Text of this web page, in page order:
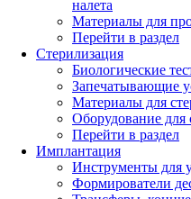
налета
Материалы для
Перейти в раздел
Стерилизация
Биологические
Запечатывающие
Материалы для
Оборудование для
Перейти в раздел
Имплантация
Инструменты для
Формирователи